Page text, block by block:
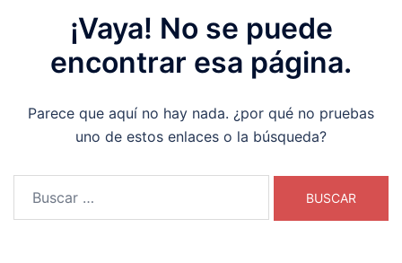
¡Vaya! No se puede
encontrar esa página.
Parece que aquí no hay nada. ¿por qué no pruebas
uno de estos enlaces o la búsqueda?